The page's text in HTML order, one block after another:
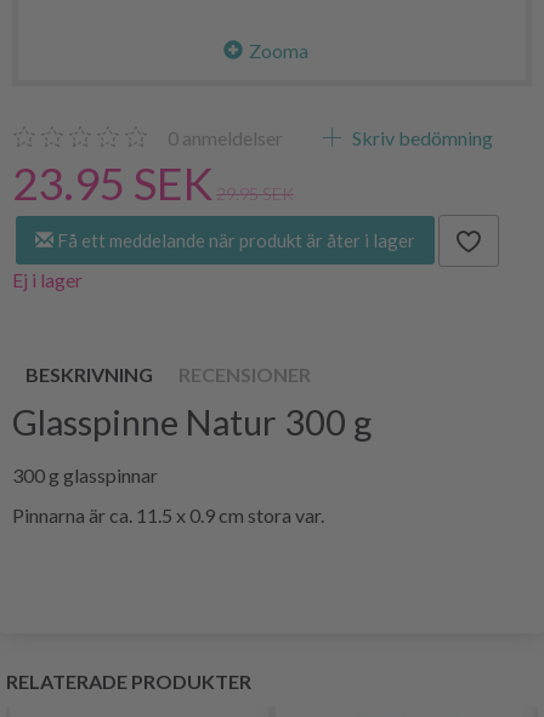
Zooma
0 anmeldelser Skriv bedömning
23.95 SEK 29.95 SEK
Få ett meddelande när produkt är åter i lager
Ej i lager
BESKRIVNING RECENSIONER
Glasspinne Natur 300 g
300 g glasspinnar
Pinnarna är ca. 11.5 x 0.9 cm stora var.
RELATERADE PRODUKTER